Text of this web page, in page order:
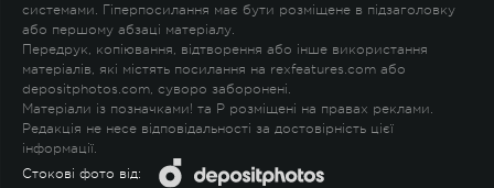
системами. Гіперпосилання має бути розміщене в підзаголовку
або першому абзаці матеріалу.
Передрук, копіювання, відтворення або інше використання
матеріалів, які містять посилання на rexfeatures.com або
depositphotos.com, суворо заборонені.
Матеріали із позначками! та P розміщені на правах реклами.
Редакція не несе відповідальності за достовірність цієї
інформації.
Стокові фото від: